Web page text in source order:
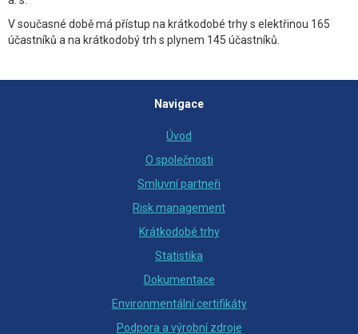
V současné době má přístup na krátkodobé trhy s elektřinou 165
účastníků a na krátkodobý trh s plynem 145 účastníků.
Navigace
Úvod
O společnosti
Smluvní partneři
Risk management
Krátkodobé trhy
Statistika
Dokumentace
Environmentální certifikáty
Podpora a výrobní zdroje